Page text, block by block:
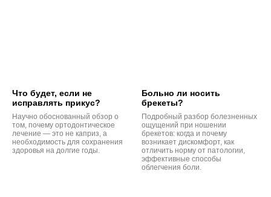
Что будет, если не
исправлять прикус?
Научно обоснованный обзор о
том, почему ортодонтическое
лечение — это не каприз, а
необходимость для сохранения
здоровья на долгие годы.
Больно ли носить
брекеты?
Подробный разбор болезненных
ощущений при ношении
брекетов: когда и почему
возникает дискомфорт, как
отличить норму от патологии,
эффективные способы
облегчения боли.